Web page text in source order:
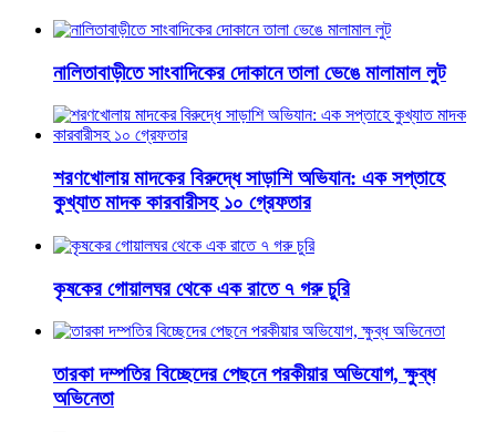
নালিতাবাড়ীতে সাংবাদিকের দোকানে তালা ভেঙে মালামাল লুট
শরণখোলায় মাদকের বিরুদ্ধে সাড়াশি অভিযান: এক সপ্তাহে
কুখ্যাত মাদক কারবারীসহ ১০ গ্রেফতার
কৃষকের গোয়ালঘর থেকে এক রাতে ৭ গরু চুরি
তারকা দম্পতির বিচ্ছেদের পেছনে পরকীয়ার অভিযোগ, ক্ষুব্ধ
অভিনেতা